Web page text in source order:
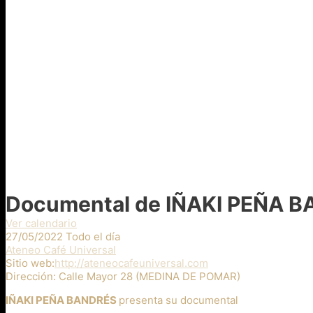
Documental de IÑAKI PEÑA
Ver calendario
27/05/2022 Todo el día
Ateneo Café Universal
Sitio web:http://ateneocafeuniversal.com
Dirección: Calle Mayor 28 (MEDINA DE POMAR)
IÑAKI PEÑA BANDRÉS presenta su documental